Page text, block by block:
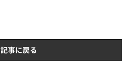
記事に戻る